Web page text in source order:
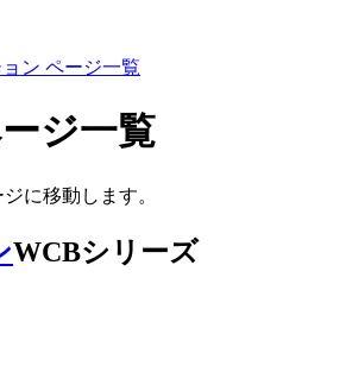
ン ページ一覧
ジ一覧
に移動します。
WCBシリーズ